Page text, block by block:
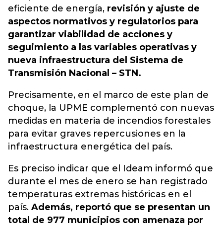
eficiente de energía, revisión y ajuste de
aspectos normativos y regulatorios para
garantizar viabilidad de acciones y
seguimiento a las variables operativas y
nueva infraestructura del Sistema de
Transmisión Nacional – STN.
Precisamente, en el marco de este plan de
choque, la UPME complementó con nuevas
medidas en materia de incendios forestales
para evitar graves repercusiones en la
infraestructura energética del país.
Es preciso indicar que el Ideam informó que
durante el mes de enero se han registrado
temperaturas extremas históricas en el
país. Además, reportó que se presentan un
total de 977 municipios con amenaza por